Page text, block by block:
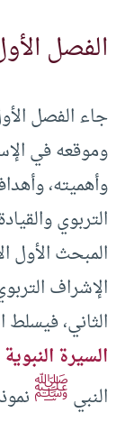
الفصل
جاء الفصل
وموقعه في
وأهميته،
التربوي
المبحث الأول
الإشراف
الثاني،
السيرة النبوية
النبيﷺ